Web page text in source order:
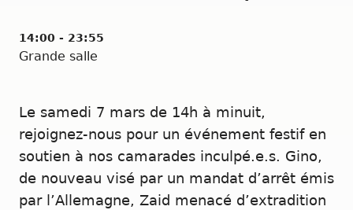
14:00 - 23:55
Grande salle
Le samedi 7 mars de 14h à minuit,
rejoignez-nous pour un événement festif en
soutien à nos camarades inculpé.e.s. Gino,
de nouveau visé par un mandat d’arrêt émis
par l’Allemagne, Zaid menacé d’extradition